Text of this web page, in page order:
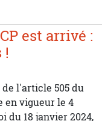
est arrivé :
!
l'article 505 du
en vigueur le 4
du 18 janvier 2024,